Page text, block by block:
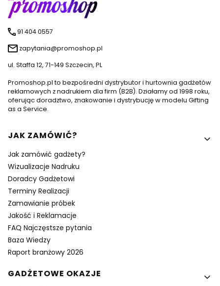
91 404 0557
zapytania@promoshop.pl
ul. Staffa 12, 71-149 Szczecin, PL
Promoshop.pl to bezpośredni dystrybutor i hurtownia gadżetów
reklamowych z nadrukiem dla firm (B2B). Działamy od 1998 roku,
oferując doradztwo, znakowanie i dystrybucję w modelu Gifting
as a Service.
Linki w stopce
JAK ZAMÓWIĆ?
Jak zamówić gadżety?
Wizualizacje Nadruku
Doradcy Gadżetowi
Terminy Realizacji
Zamawianie próbek
Jakość i Reklamacje
FAQ Najczęstsze pytania
Baza Wiedzy
Raport branżowy 2026
GADŻETOWE OKAZJE